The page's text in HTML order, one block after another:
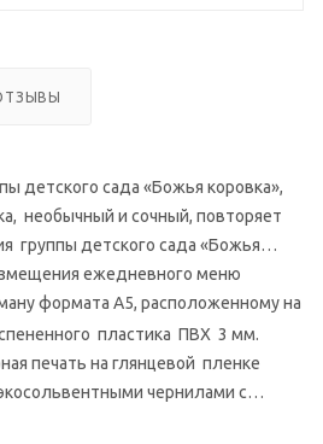
детского сада «Божья коровка»,
необычный и сочный, повторяет
группы детского сада «Божья
ежедневного меню
формата А5, расположенному на
пластика ПВХ 3 мм.
печать на глянцевой пленке
чернилами с